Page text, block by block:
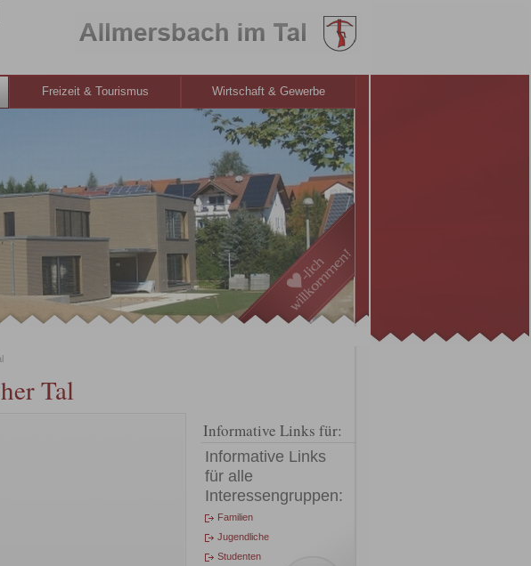
Freizeit & Tourismus Wirtschaft & Gewerbe
Tal
Informative Links für:
Informative Links
für alle
Interessengruppen:
Familien
Jugendliche
Studenten